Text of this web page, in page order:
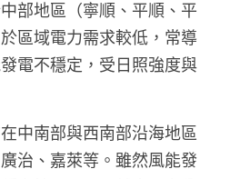
部地區（寧順、平順、平
區域電力需求較低，常導
電不穩定，受日照強度與
中南部與西南部沿海地區
治、嘉萊等。雖然風能發